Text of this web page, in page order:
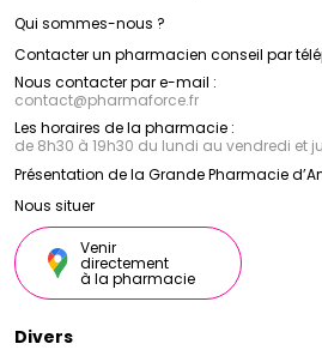
Qui sommes-nous ?
Contacter un pharmacien conseil par
Nous contacter par e-mail :
contact@pharmaforce.fr
Les horaires de la pharmacie :
de 8h30 à 19h30 du lundi au vendredi et
Présentation de la Grande Pharmacie
Nous situer
Venir
directement
à la pharmacie
Divers